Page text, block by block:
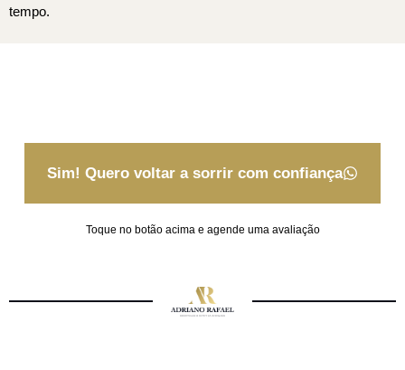
tempo.
Sim! Quero voltar a sorrir com confiança
Toque no botão acima e agende uma avaliação